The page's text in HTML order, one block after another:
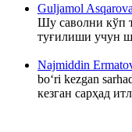
Guljamol
Шу саволни кўп
туғилиши учун
Najmiddin
bo‘ri kezgan
кезган сарҳад